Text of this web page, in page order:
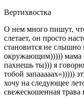
Вертихвостка
О нем много пишут,
слетает, он просто
становится не
окружающим))))) мама
пахнешь ты))) я
тобой запааааах«)))))
хочу на следующее
свежескошенная